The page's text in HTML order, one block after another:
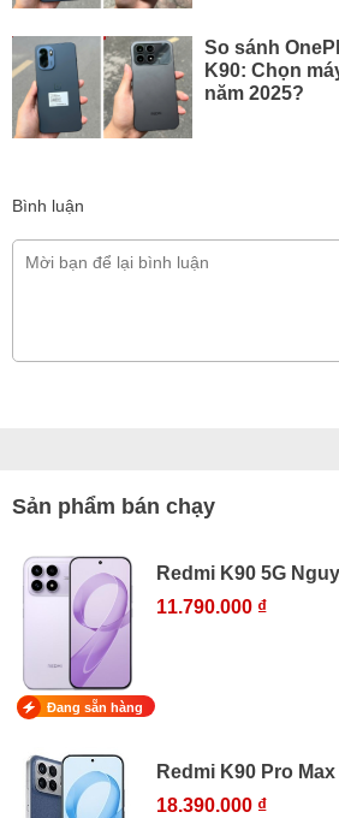
So sánh
K90: Chọn
năm 2025?
Bình luận
Sản phẩm bán chạy
Redmi K90 5G
11.790.000 ₫
Đang sẵn hàng
Redmi K90 Pro
18.390.000 ₫